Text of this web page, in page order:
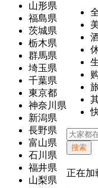
山形県
福島県
茨城県
栃木県
群馬県
埼玉県
千葉県
東京都
神奈川県
新潟県
長野県
富山県
石川県
福井県
山梨県
搜索
正在加